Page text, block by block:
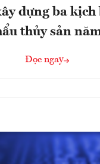
dựng ba kịch
thủy sản
Đọc ngay